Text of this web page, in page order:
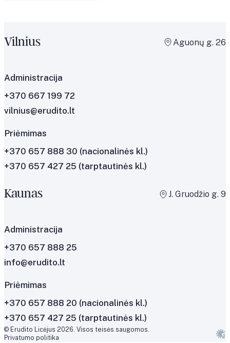
Vilnius Aguonų g. 26
Administracija
+370 667 199 72
vilnius@erudito.lt
Priėmimas
+370 657 888 30 (nacionalinės kl.)
+370 657 427 25 (tarptautinės kl.)
Kaunas J. Gruodžio g. 9
Administracija
+370 657 888 25
info@erudito.lt
Priėmimas
+370 657 888 20 (nacionalinės kl.)
+370 657 427 25 (tarptautinės kl.)
© Erudito Licėjus 2026. Visos teisės saugomos.
Privatumo politika